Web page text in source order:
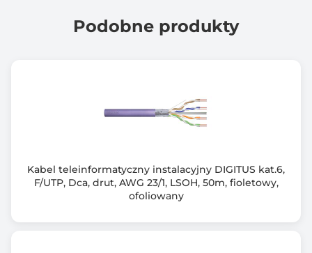
Podobne produkty
Kabel teleinformatyczny instalacyjny DIGITUS kat.6,
F/UTP, Dca, drut, AWG 23/1, LSOH, 50m, fioletowy,
ofoliowany